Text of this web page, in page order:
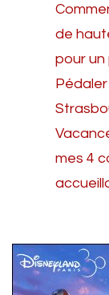
de
pour un
mes 4